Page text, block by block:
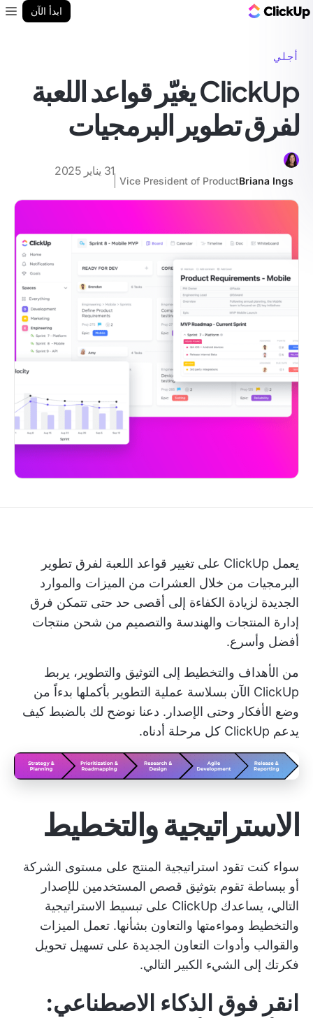
ابدأ الآن
أجلي
ClickUp يغيّر قواعد اللعبة
لفرق تطوير البرمجيات
Briana Ings
Vice President of Product
31 يناير 2025
يعمل ClickUp على تغيير قواعد اللعبة لفرق تطوير
البرمجيات من خلال العشرات من الميزات والموارد
الجديدة لزيادة الكفاءة إلى أقصى حد حتى تتمكن فرق
إدارة المنتجات والهندسة والتصميم من شحن منتجات
أفضل وأسرع.
من الأهداف والتخطيط إلى التوثيق والتطوير، يربط
ClickUp الآن بسلاسة عملية التطوير بأكملها بدءاً من
وضع الأفكار وحتى الإصدار. دعنا نوضح لك بالضبط كيف
يدعم ClickUp كل مرحلة أدناه.
الاستراتيجية والتخطيط
سواء كنت تقود استراتيجية المنتج على مستوى الشركة
أو ببساطة تقوم بتوثيق قصص المستخدمين للإصدار
التالي، يساعدك ClickUp على تبسيط الاستراتيجية
والتخطيط ومواءمتها والتعاون بشأنها. تعمل الميزات
والقوالب وأدوات التعاون الجديدة على تسهيل تحويل
فكرتك إلى الشيء الكبير التالي.
انقر فوق الذكاء الاصطناعي: